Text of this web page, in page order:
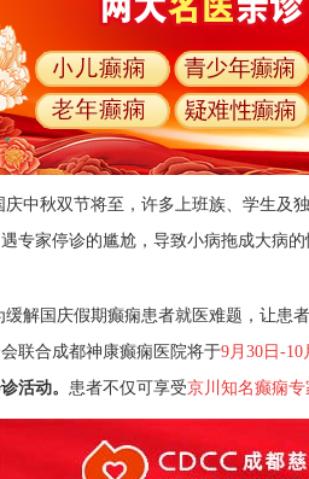
庆中秋双节将至，许多上班族、学生及
专家停诊的尴尬，导致小病拖成大病的
缓解国庆假期癫痫患者就医难题， 让患
联合成都神康癫痫医院将于9月30日-10
活动。 患者不仅可享受京川知名癫痫